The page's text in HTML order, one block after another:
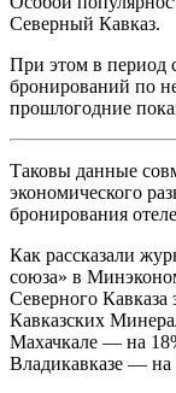
Северный Кавказ.
При этом в период
бронирований по
прошлогодние
Таковы данные
экономического
бронирования
Как рассказали
союза» в
Северного Кавказа
Кавказских
Махачкале — на
Владикавказе —